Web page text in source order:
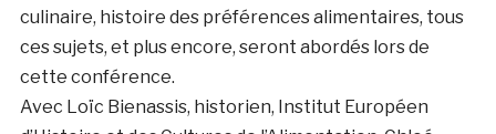
culinaire, histoire des préférences alimentaires, tous
ces sujets, et plus encore, seront abordés lors de
cette conférence.
Avec Loïc Bienassis, historien, Institut Européen